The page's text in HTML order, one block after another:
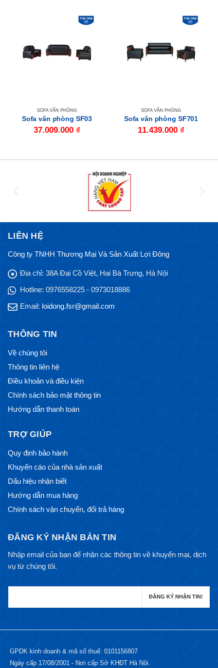
SOFA VĂN PHÒNG
Sofa văn phòng SF03
37.009.000 ₫
SOFA VĂN PHÒNG
Sofa văn phòng SF701
11.439.000 ₫
LIÊN HỆ
Công ty TNHH Thương Mại Và Sản Xuất Lợi Đông
Địa chỉ: 38A Đại Cồ Việt, Hai Bà Trưng, Hà Nội
Hotline: 0976558225 - 0973018886
Email: loidong.fsr@gmail.com
THÔNG TIN
Về chúng tôi
Thông tin liên hệ
Điều khoản và điều kiện
Chính sách bảo mật thông tin
Hướng dẫn thanh toán
TRỢ GIÚP
Quy định bảo hành
Khuyến cáo của nhà sản xuất
Dấu hiệu nhận biết
Hướng dẫn mua hàng
Chính sách vận chuyển, đổi trả hàng
ĐĂNG KÝ NHẬN BẢN TIN
Nhập email của bạn để nhận các thông tin về khuyến mại, dịch
vụ từ chúng tôi.
GPDK kinh doanh & mã số thuế: 0101156807
Ngày cấp 17/08/2001 - Nơi cấp Sở KHĐT Hà Nội.